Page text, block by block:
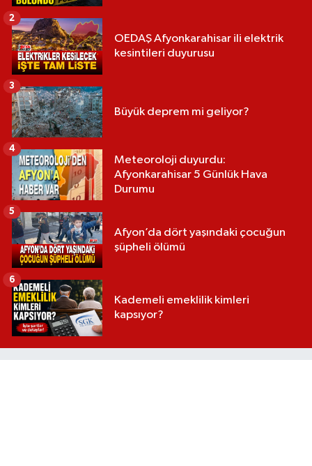
OEDAŞ Afyonkarahisar ili elektrik
kesintileri duyurusu
2
Büyük deprem mi geliyor?
3
Meteoroloji duyurdu:
Afyonkarahisar 5 Günlük Hava
Durumu
4
Afyon’da dört yaşındaki çocuğun
şüpheli ölümü
5
Kademeli emeklilik kimleri
kapsıyor?
6